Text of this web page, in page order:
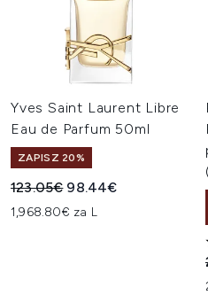
Yves Saint Laurent Libre
Eau de Parfum 50ml
ZAPISZ 20%
Sugerowana cena
123.05€ Aktualna cena:
98.44€
1,968.80€ za L